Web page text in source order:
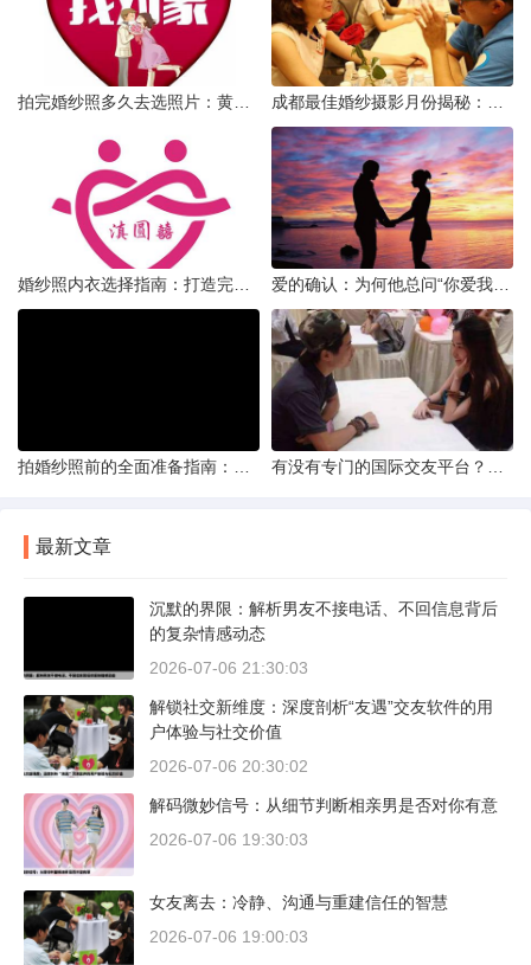
最新文章
沉默的界限：解析男友不接电话、不回信息背后
的复杂情感动态
2026-07-06 21:30:03
解锁社交新维度：深度剖析“友遇”交友软件的用
户体验与社交价值
2026-07-06 20:30:02
解码微妙信号：从细节判断相亲男是否对你有意
2026-07-06 19:30:03
女友离去：冷静、沟通与重建信任的智慧
2026-07-06 19:00:03